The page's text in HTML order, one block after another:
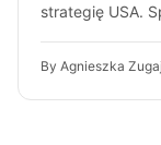
strategię USA.
By Agnieszka Zugaj